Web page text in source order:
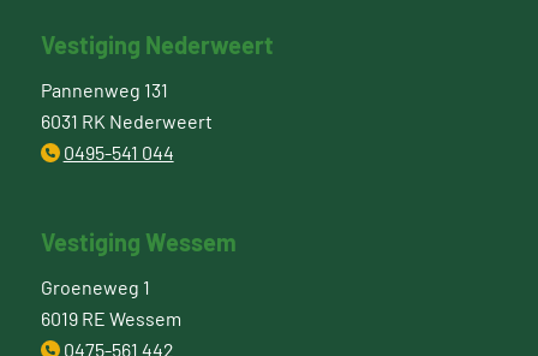
Vestiging Nederweert
Pannenweg 131
6031 RK Nederweert
0495-541 044
Vestiging Wessem
Groeneweg 1
6019 RE Wessem
0475-561 442